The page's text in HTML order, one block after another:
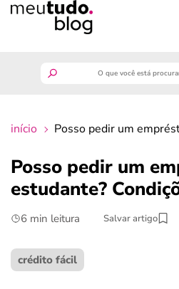
finanças
benefícios
crédito fácil
início Posso pedir um
Posso pedir um
estudante?
6 min leitura Salvar artigo
crédito fácil